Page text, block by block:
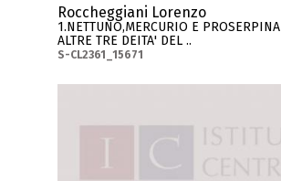
Roccheggiani Lorenzo
1.NETTUNO,MERCURIO E PROSERPINA
ALTRE TRE DEITA' DEL ..
S-CL2361_15671